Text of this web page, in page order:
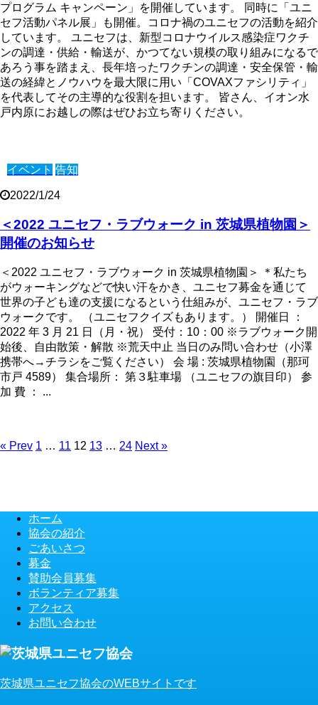
プログラム キャンペーン」を開催しています。 同時に「ユニ
セフ活動パネル展」も開催。コロナ禍のユニセフの活動を紹介
しています。 ユニセフは、新型コロナウイルス感染症ワクチ
ンの調達・供給・輸送が、かつてない規模の取り組みになるで
あろう事を踏まえ、長年培ったワクチンの調達・安全保管・輸
送の経緯とノウハウを最大限に用い「COVAXファシリティ」
を代表してその主導的な役割を担います。 皆さん、イオン水
戸内原にお越しの際はぜひお立ち寄りください。
イベント 告知
2022/1/24
＜2022 ユニセフ・ラブウォーク in 茨城県植物園＞
開催のお知らせ
＜2022 ユニセフ・ラブウォーク in 茨城県植物園＞ ＊私たち
がウォーキングなどで快い汗をかき、ユニセフ募金を通じて
世界の子ども達の支援になるという仕組みが、ユニセフ・ラブ
ウォークです。 （ユニセフクイズもあります。） 開催日 ：
2022 年 3 月 21 日（月・祝） 受付：10：00 ※ラブウォーク開
始後、自由散策・解散 ※荒天中止 当日のみ問い合わせ（小澤
携帯へ→チラシをご覧ください） 会 場 : 茨城県植物園（那珂
市戸 4589） 集合場所： 第３駐車場 （ユニセフの旗目印） 参
加 費 ： ...
« Prev 1 … 11 12 13 … 24 Next »
ホーム
協会の紹介
ごあいさつ
募金
賛助会員募集
ボランティア募集
アクセス
お問い合わせ
茨城県ユニセフ協会のWEBサイトです